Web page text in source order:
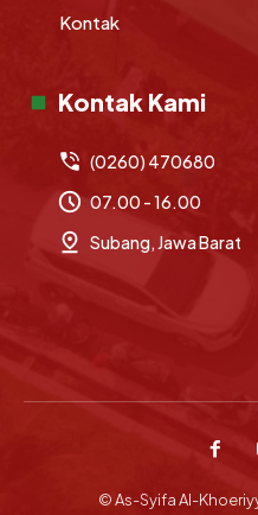
Kontak
Kontak Kami
(0260) 470680
07.00 - 16.00
Subang, Jawa Barat
© As-Syifa Al-